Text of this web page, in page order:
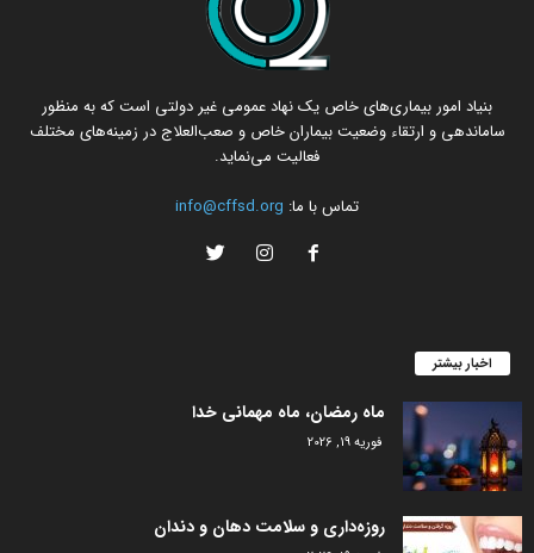
بنیاد امور بیماری‌های خاص یک نهاد عمومی غیر دولتی است که به منظور
ساماندهی و ارتقاء وضعیت بیماران خاص و صعب‌العلاج در زمینه‌های مختلف
فعالیت می‌نماید.
تماس با ما: info@cffsd.org
اخبار بیشتر
ماه رمضان، ماه مهمانی خدا
فوریه 19, 2026
روزه‌داری و سلامت دهان و دندان